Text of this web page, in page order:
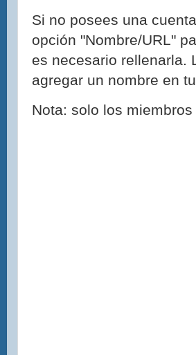
Si no posees una
opción "Nombre/URL"
es necesario rellenarla.
agregar un nombre en
Nota: solo los